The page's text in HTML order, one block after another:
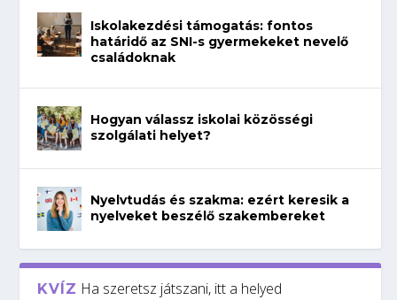
Iskolakezdési támogatás: fontos
határidő az SNI-s gyermekeket nevelő
családoknak
Hogyan válassz iskolai közösségi
szolgálati helyet?
Nyelvtudás és szakma: ezért keresik a
nyelveket beszélő szakembereket
KVÍZ Ha szeretsz játszani, itt a helyed